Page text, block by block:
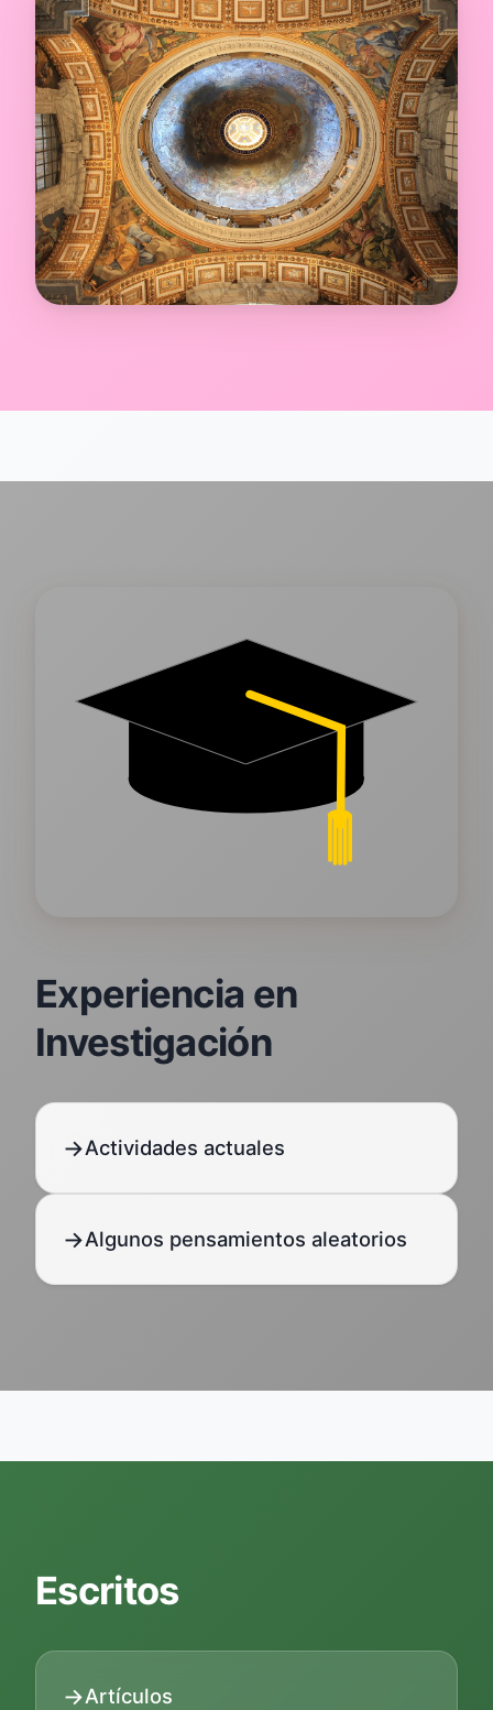
Experiencia en
Investigación
Actividades actuales
Algunos pensamientos aleatorios
Escritos
Artículos